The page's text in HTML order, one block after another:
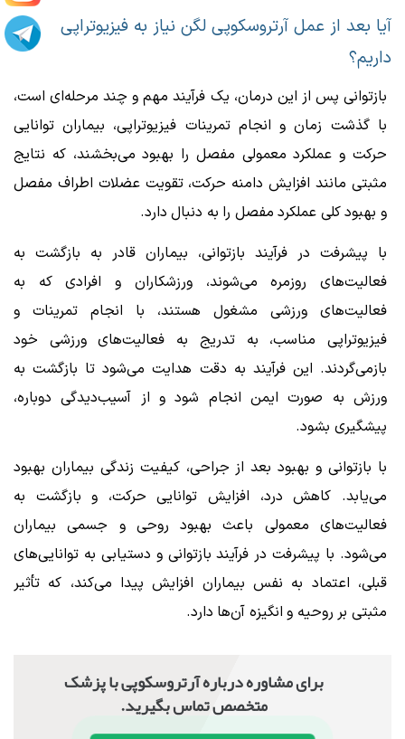
آیا بعد از عمل آرتروسکوپی لگن نیاز به فیزیوتراپی
داریم؟
بازتوانی پس از این درمان، یک فرآیند مهم و چند مرحله‌ای است،
با گذشت زمان و انجام تمرینات فیزیوتراپی، بیماران توانایی
حرکت و عملکرد معمولی مفصل را بهبود می‌بخشند، که نتایج
مثبتی مانند افزایش دامنه حرکت، تقویت عضلات اطراف مفصل
و بهبود کلی عملکرد مفصل را به دنبال دارد.
با پیشرفت در فرآیند بازتوانی، بیماران قادر به بازگشت به
فعالیت‌های روزمره می‌شوند، ورزشکاران و افرادی که به
فعالیت‌های ورزشی مشغول هستند، با انجام تمرینات و
فیزیوتراپی مناسب، به تدریج به فعالیت‌های ورزشی خود
بازمی‌گردند. این فرآیند به دقت هدایت می‌شود تا بازگشت به
ورزش به صورت ایمن انجام شود و از آسیب‌دیدگی دوباره،
پیشگیری بشود.
با بازتوانی و بهبود بعد از جراحی، کیفیت زندگی بیماران بهبود
می‌یابد. کاهش درد، افزایش توانایی حرکت، و بازگشت به
فعالیت‌های معمولی باعث بهبود روحی و جسمی بیماران
می‌شود. با پیشرفت در فرآیند بازتوانی و دستیابی به توانایی‌های
قبلی، اعتماد به نفس بیماران افزایش پیدا می‌کند، که تأثیر
مثبتی بر روحیه و انگیزه آن‌ها دارد.
برای مشاوره درباره آرتروسکوپی با پزشک
متخصص تماس بگیرید.